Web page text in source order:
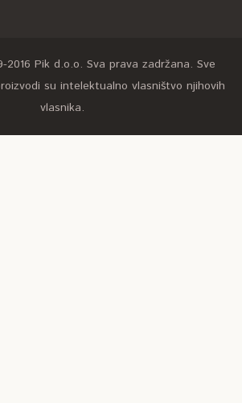
Pik d.o.o. Sva prava zadržana. Sve
su intelektualno vlasništvo njihovih
vlasnika.